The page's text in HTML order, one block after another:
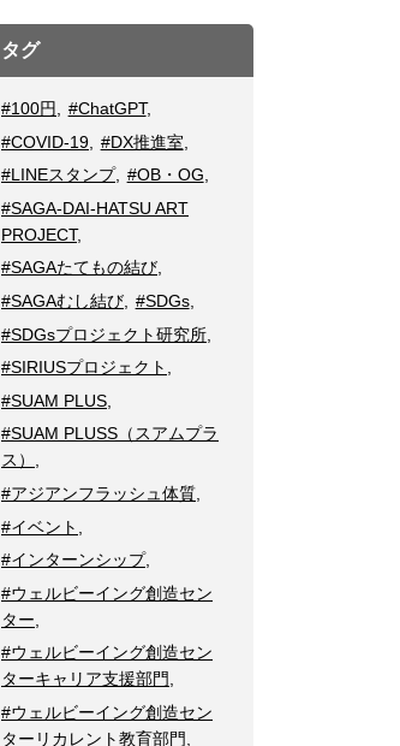
タグ
#100円 #ChatGPT,
#COVID-19
#DX推進室
#LINEスタンプ, #OB・OG
#SAGA-DAI-HATSU ART
PROJECT,
#SAGAたてもの結び,
#SAGAむし結び
#SDGs,
#SDGsプロジェクト研究所
#SIRIUSプロジェクト
#SUAM PLUS
#SUAM PLUSS（スアムプラ
ス） ,
#アジアンフラッシュ体質
#イベント
#インターンシップ,
#ウェルビーイング創造セン
ター
#ウェルビーイング創造セン
ターキャリア支援部門,
#ウェルビーイング創造セン
ターリカレント教育部門